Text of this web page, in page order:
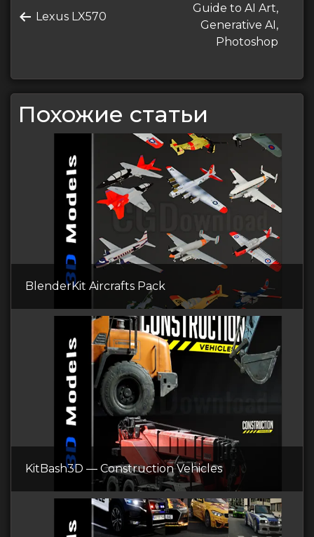
записям
Предыдущая
Lexus LX570
запись
Guide to AI Art,
Generative AI,
Photoshop
Похожие статьи
BlenderKit Aircrafts Pack
KitBash3D — Construction Vehicles